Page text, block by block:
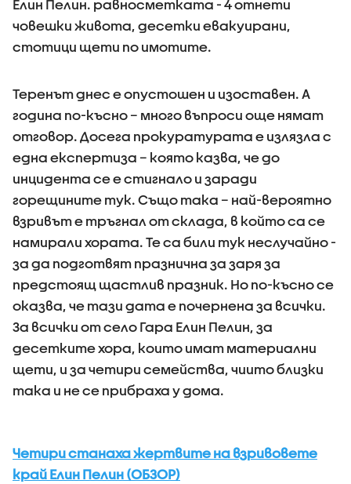
Елин Пелин. равносметката - 4 отнети
човешки живота, десетки евакуирани,
стотици щети по имотите.
Теренът днес е опустошен и изоставен. А
година по-късно – много въпроси още нямат
отговор. Досега прокуратурата е излязла с
една експертиза – която казва, че до
инцидента се е стигнало и заради
горещините тук. Също така – най-вероятно
взривът е тръгнал от склада, в който са се
намирали хората. Те са били тук неслучайно -
за да подготвят празнична за заря за
предстоящ щастлив празник. Но по-късно се
оказва, че тази дата е почернена за всички.
За всички от село Гара Елин Пелин, за
десетките хора, които имат материални
щети, и за четири семейства, чиито близки
така и не се прибраха у дома.
Четири станаха жертвите на взривовете
край Елин Пелин (ОБЗОР)